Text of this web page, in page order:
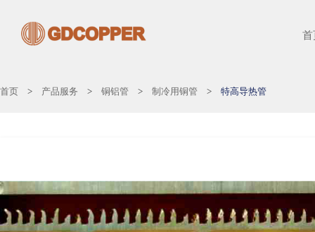
首
首页 > 产品服务 > 铜铝管 > 制冷用铜管 > 特高导热管